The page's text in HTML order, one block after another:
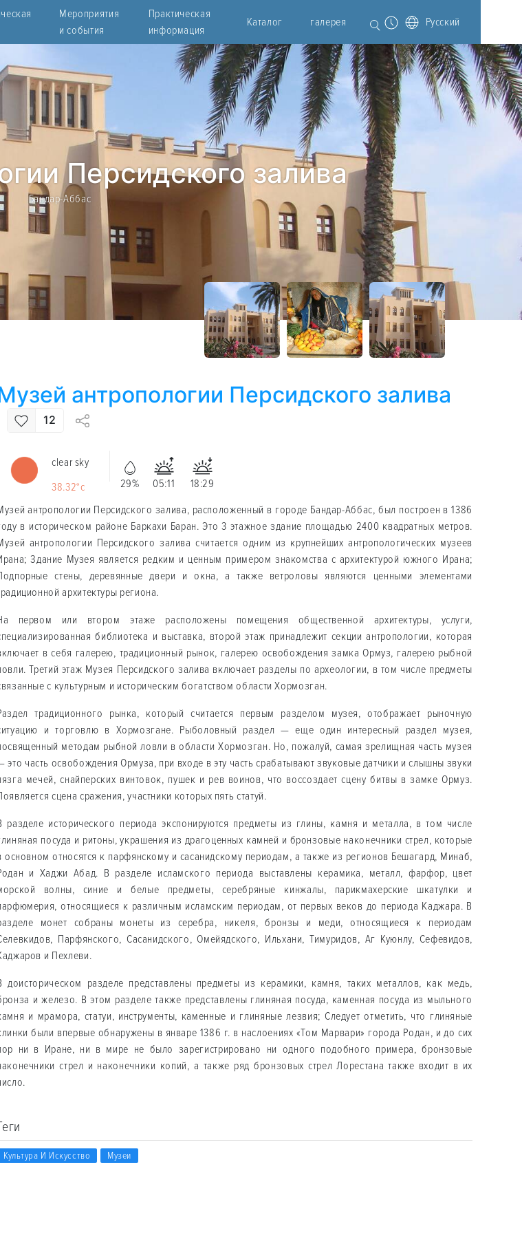
Мероприятия
и события
Практическая
информация
Каталог галерея Русский
Персидского залива
Бандар-Аббас
антропологии Персидского залива
12
clear sky
38.32°c
29% 05:11
18:29
антропологии Персидского залива, расположенный в городе Бандар-Аббас, был построен в 1386
в историческом районе Баркахи Баран. Это 3 этажное здание площадью 2400 квадратных метров.
антропологии Персидского залива считается одним из крупнейших антропологических музеев
Здание Музея является редким и ценным примером знакомства с архитектурой южного Ирана;
стены, деревянные двери и окна, а также ветроловы являются ценными элементами
архитектуры региона.
первом или втором этаже расположены помещения общественной архитектуры, услуги,
библиотека и выставка, второй этаж принадлежит секции антропологии, которая
в себя галерею, традиционный рынок, галерею освобождения замка Ормуз, галерею рыбной
Третий этаж Музея Персидского залива включает разделы по археологии, в том числе предметы
с культурным и историческим богатством области Хормозган.
традиционного рынка, который считается первым разделом музея, отображает рыночную
и торговлю в Хормозгане. Рыболовный раздел — еще один интересный раздел музея,
методам рыбной ловли в области Хормозган. Но, пожалуй, самая зрелищная часть музея
это часть освобождения Ормуза, при входе в эту часть срабатывают звуковые датчики и слышны звуки
мечей, снайперских винтовок, пушек и рев воинов, что воссоздает сцену битвы в замке Ормуз.
сцена сражения, участники которых пять статуй.
разделе исторического периода экспонируются предметы из глины, камня и металла, в том числе
посуда и ритоны, украшения из драгоценных камней и бронзовые наконечники стрел, которые
основном относятся к парфянскому и сасанидскому периодам, а также из регионов Бешагард, Минаб,
и Хаджи Абад. В разделе исламского периода выставлены керамика, металл, фарфор, цвет
волны, синие и белые предметы, серебряные кинжалы, парикмахерские шкатулки и
относящиеся к различным исламским периодам, от первых веков до периода Каджара. В
монет собраны монеты из серебра, никеля, бронзы и меди, относящиеся к периодам
Парфянского, Сасанидского, Омейядского, Ильхани, Тимуридов, Аг Куюнлу, Сефевидов,
и Пехлеви.
доисторическом разделе представлены предметы из керамики, камня, таких металлов, как медь,
и железо. В этом разделе также представлены глиняная посуда, каменная посуда из мыльного
и мрамора, статуи, инструменты, каменные и глиняные лезвия; Следует отметить, что глиняные
были впервые обнаружены в январе 1386 г. в наслоениях «Том Марвари» города Родан, и до сих
ни в Иране, ни в мире не было зарегистрировано ни одного подобного примера, бронзовые
стрел и наконечники копий, а также ряд бронзовых стрел Лорестана также входит в их
Культура И Искусство Музеи